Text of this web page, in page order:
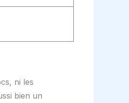
ni les
bien un